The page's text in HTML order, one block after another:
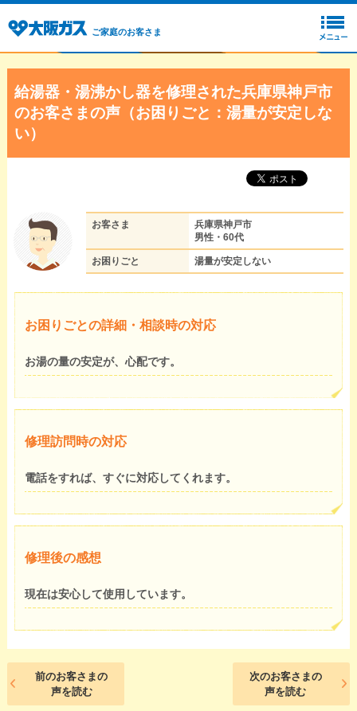
ご家庭のお客さま
給湯器・湯沸かし器を修理された兵庫県神戸市
のお客さまの声（お困りごと：湯量が安定しな
い）
お客さま
兵庫県神戸市
男性・60代
お困りごと 湯量が安定しない
お困りごとの詳細・相談時の対応
お湯の量の安定が、心配です。
修理訪問時の対応
電話をすれば、すぐに対応してくれます。
修理後の感想
現在は安心して使用しています。
前のお客さまの
声を読む
次のお客さまの
声を読む